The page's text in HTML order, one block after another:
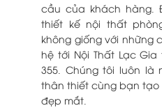
cầu của khách hàng.
thiết kế nội thất
không giống với những
hệ tới Nội Thất Lạc Gia
355. Chúng tôi luôn là
thân thiết cùng bạn tạo
đẹp mắt.